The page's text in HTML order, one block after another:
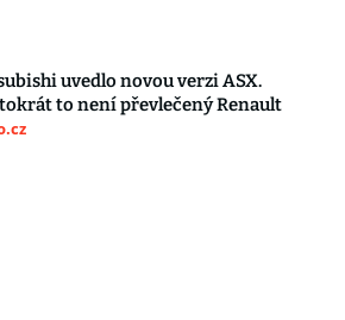
uvedlo novou verzi ASX.
to není převlečený Renault